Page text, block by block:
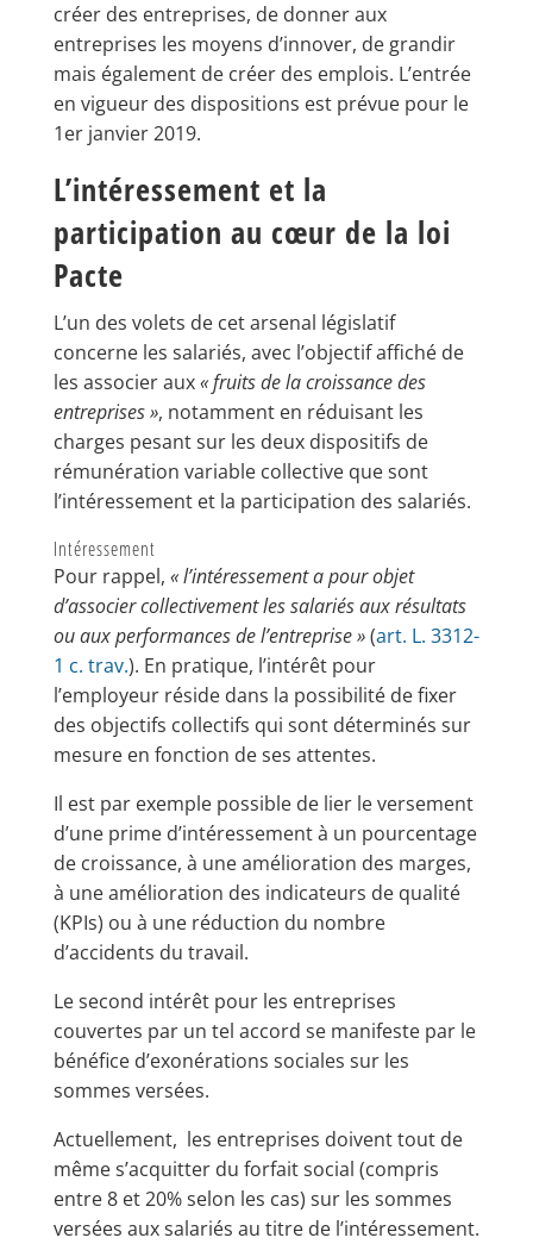
créer des entreprises, de donner aux
entreprises les moyens d’innover, de grandir
mais également de créer des emplois. L’entrée
en vigueur des dispositions est prévue pour le
1er janvier 2019.
L’intéressement et la
participation au cœur de la loi
Pacte
L’un des volets de cet arsenal législatif
concerne les salariés, avec l’objectif affiché de
les associer aux« fruits de la croissance des
entreprises », notamment en réduisant les
charges pesant sur les deux dispositifs de
rémunération variable collective que sont
l’intéressement et la participation des salariés.
Intéressement
Pour rappel, « l’intéressement a pour objet
d’associer collectivement les salariés aux résultats
ou aux performances de l’entreprise »(art. L. 3312-
1 c. trav.). En pratique, l’intérêt pour
l’employeur réside dans la possibilité de fixer
des objectifs collectifs qui sont déterminés sur
mesure en fonction de ses attentes.
Il est par exemple possible de lier le versement
d’une prime d’intéressement à un pourcentage
de croissance, à une amélioration des marges,
à une amélioration des indicateurs de qualité
(KPIs) ou à une réduction du nombre
d’accidents du travail.
Le second intérêt pour les entreprises
couvertes par un tel accord se manifeste par le
bénéfice d’exonérations sociales sur les
sommes versées.
Actuellement, les entreprises doivent tout de
même s’acquitter du forfait social (compris
entre 8 et 20% selon les cas) sur les sommes
versées aux salariés au titre de l’intéressement.